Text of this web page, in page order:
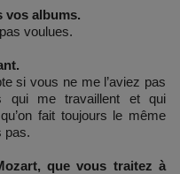
vos albums.
voulues.
si vous ne me l’aviez pas
qui me travaillent et qui
fait toujours le même
pas.
que vous traitez à